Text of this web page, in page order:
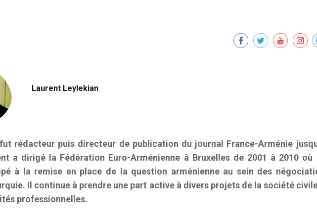
Laurent Leylekian
rédacteur puis directeur de publication du journal France-Arménie
a dirigé la Fédération Euro-Arménienne à Bruxelles de 2001 à 2010 où
à la remise en place de la question arménienne au sein des
Il continue à prendre une part active à divers projets de la société
professionnelles.